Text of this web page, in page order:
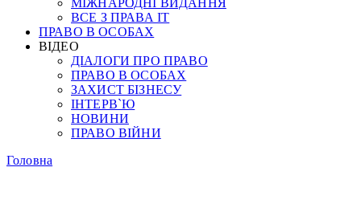
МІЖНАРОДНІ ВИДАННЯ
ВСЕ З ПРАВА ІТ
ПРАВО В ОСОБАХ
ВІДЕО
ДІАЛОГИ ПРО ПРАВО
ПРАВО В ОСОБАХ
ЗАХИСТ БІЗНЕСУ
ІНТЕРВ`Ю
НОВИНИ
ПРАВО ВІЙНИ
Головна